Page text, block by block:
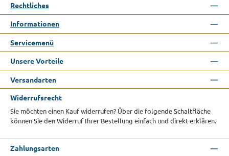
Rechtliches
Informationen
Servicemenü
Unsere Vorteile
Versandarten
Widerrufsrecht
Sie möchten einen Kauf widerrufen? Über die folgende Schaltfläche
können Sie den Widerruf Ihrer Bestellung einfach und direkt erklären.
Zahlungsarten